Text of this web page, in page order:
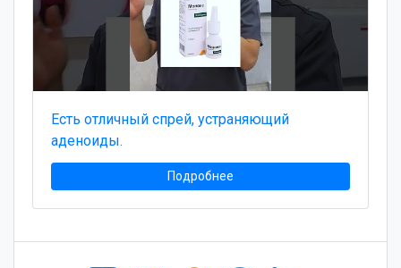
Есть отличный спрей, устраняющий
аденоиды.
Подробнее